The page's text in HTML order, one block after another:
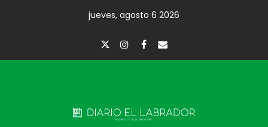
jueves, agosto 6 2026